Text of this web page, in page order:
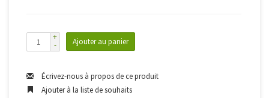
+
-
Ajouter au panier
Écrivez-nous à propos de ce produit
Ajouter à la liste de souhaits